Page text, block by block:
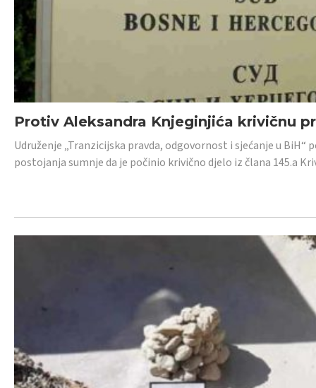
Protiv Aleksandra Knjeginjića krivičnu
Udruženje „Tranzicijska pravda, odgovornost i sjećanje u
postojanja sumnje da je počinio krivično djelo iz člana 145.a